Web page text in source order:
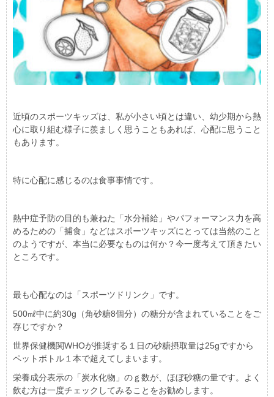
近頃のスポーツキッズは、私が小さい頃とは違い、幼少期から熱
心に取り組む様子に羨ましく思うこともあれば、心配に思うこと
もあります。
特に心配に感じるのは食事事情です。
熱中症予防の目的も兼ねた「水分補給」やパフォーマンス力を高
めるための「捕食」などはスポーツキッズにとっては当然のこと
のようですが、本当に必要なものは何か？今一度考えて頂きたい
ところです。
最も心配なのは「スポーツドリンク」です。
500㎖中に約30g（角砂糖8個分）の糖分が含まれていることをご
存じですか？
世界保健機関WHOが推奨する１日の砂糖摂取量は25gですから
ペットボトル１本で超えてしまいます。
栄養成分表示の「炭水化物」のｇ数が、ほぼ砂糖の量です。よく
飲む方は一度チェックしてみることをお勧めします。